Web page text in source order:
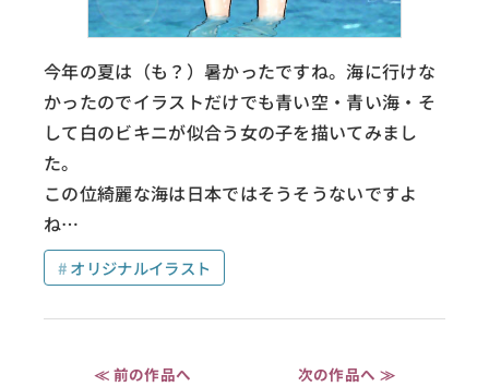
今年の夏は（も？）暑かったですね。海に行けな
かったのでイラストだけでも青い空・青い海・そ
して白のビキニが似合う女の子を描いてみまし
た。
この位綺麗な海は日本ではそうそうないですよ
ね…
オリジナルイラスト
≪ 前の作品へ 次の作品へ ≫